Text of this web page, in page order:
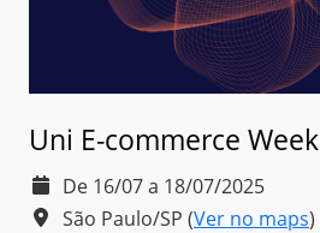
Uni E-commerce Week
De 16/07 a 18/07/2025
São Paulo/SP (Ver no maps)